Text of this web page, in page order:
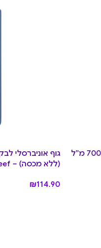
גוף אוניברסלי לבקבוק נירוסטה בינוני 700 מ”ל
(ללא מכסה) – Reef
₪114.90